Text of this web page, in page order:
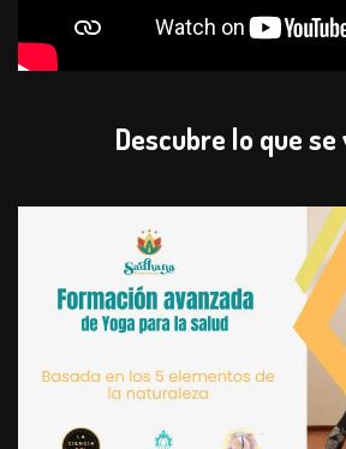
Descubre lo que se